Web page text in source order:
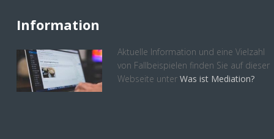
Information
Aktuelle Information und eine Vielzahl
von Fallbeispielen finden Sie auf dieser
Webseite unter Was ist Mediation?